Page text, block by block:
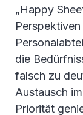
„Happy
die
falsch zu
Austausch
Priorität